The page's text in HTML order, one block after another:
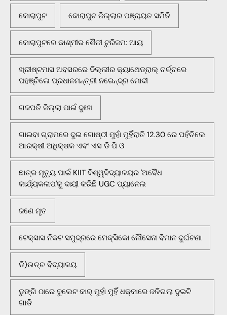
କୋରାପୁଟ କୋରାପୁଟ ଜିଲ୍ଲାର ପଞ୍ଚାୟତ ସମିତି
କୋରାପୁଟରେ କାଶ୍ମୀର ଶୈଳୀ ଟୁରିଜମ: ଆୟ
ଖ୍ରୀଷ୍ଟମାସ ଅବସରରେ ଦିଲ୍ଲୀର କ୍ୟାଥେଡ୍ରାଲ୍ ଚର୍ଚ୍ଚରେ
ପହଞ୍ଚିଲେ ପ୍ରଧାନମନ୍ତ୍ରୀ ନରେନ୍ଦ୍ର ମୋଦୀ
ଗଜପତି ଜିଲ୍ଲା ପାଇଁ ଦୁଃଖ
ଗାଇବା ଗ୍ରାମରେ ଦୁଇ ଗୋଷ୍ଠୀ ମୁହାଁ ମୁହିଁରାତି 12.30 ରେ ପହଁଚିଲେ
ଆରକ୍ଷୀ ଅଧିକ୍ଷକ ଏବଂ ଏସ ଡି ପି ଓ
ଛାତ୍ର ମୃତ୍ୟୁ ପାଇଁ KIIT ବିଶ୍ୱବିଦ୍ୟାଳୟର 'ଅବୈଧ
କାର୍ଯ୍ୟକଳାପ'କୁ ଦାୟୀ କରିଛି UGC ପ୍ୟାନେଲ
ଜଣେ ମୃତ
ଟେକ୍ସାସ ନିକଟ ସମୁଦ୍ରରେ ମେକ୍ସିକୋ ନୌସେନା ବିମାନ ଦୁର୍ଘଟଣା
ଡି)ଉଚ୍ଚ ବିଦ୍ୟାଳୟ
ଡୁଙ୍ଗି ଠାରେ ବୁଲେଟ କାର୍ ମୁହାଁ ମୁହିଁ ଧକ୍କାରେ ଜଳିଗଲା ଦୁଇଟି
ଗାଡି